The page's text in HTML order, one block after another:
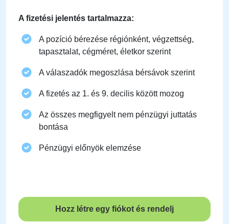
A fizetési jelentés tartalmazza:
A pozíció bérezése régiónként, végzettség,
tapasztalat, cégméret, életkor szerint
A válaszadók megoszlása ​​bérsávok szerint
A fizetés az 1. és 9. decilis között mozog
Az összes megfigyelt nem pénzügyi juttatás
bontása
Pénzügyi előnyök elemzése
Hozz létre egy fiókot és rendelj